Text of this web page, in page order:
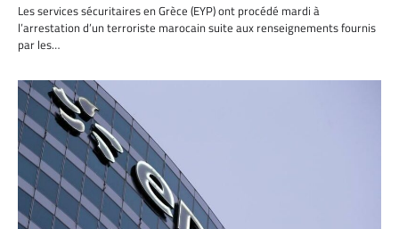
Les services sécuritaires en Grèce (EYP) ont procédé mardi à
l’arrestation d’un terroriste marocain suite aux renseignements fournis
par les…